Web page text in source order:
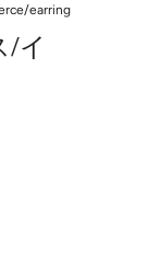
earring
/イ